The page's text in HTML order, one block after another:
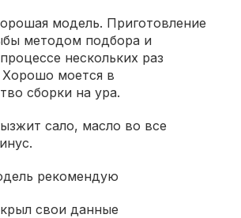
модель. Приготовление
методом подбора и
нескольких раз
Хорошо моется в
сборки на ура.
сало, масло во все
рекомендую
свои данные